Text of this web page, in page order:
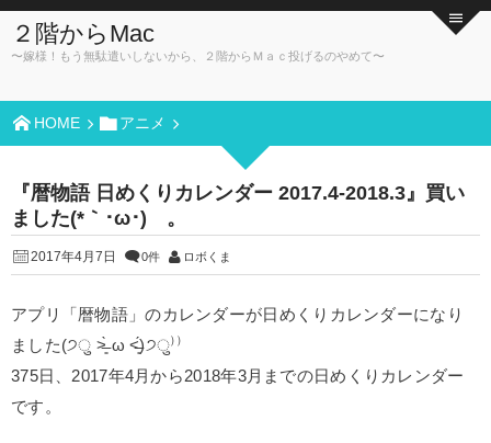
２階からMac
〜嫁様！もう無駄遣いしないから、２階からＭａｃ投げるのやめて〜
HOME アニメ
『暦物語 日めくりカレンダー 2017.4-2018.3』買い
ました(*｀･ω･)ゞ。
2017年4月7日 0件 ロボくま
アプリ「暦物語」のカレンダーが日めくりカレンダーになり
ました(੭ु ˃̶͈̀ ω ˂̶͈́)੭ु⁾⁾
375日、2017年4月から2018年3月までの日めくりカレンダー
です。